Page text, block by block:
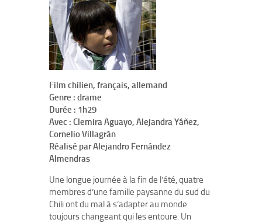
Film chilien, français, allemand
Genre : drame
Durée : 1h29
Avec : Clemira Aguayo, Alejandra Yáñez,
Cornelio Villagrán
Réalisé par Alejandro Fernández
Almendras
Une longue journée à la fin de l’été, quatre
membres d’une famille paysanne du sud du
Chili ont du mal à s’adapter au monde
toujours changeant qui les entoure. Un